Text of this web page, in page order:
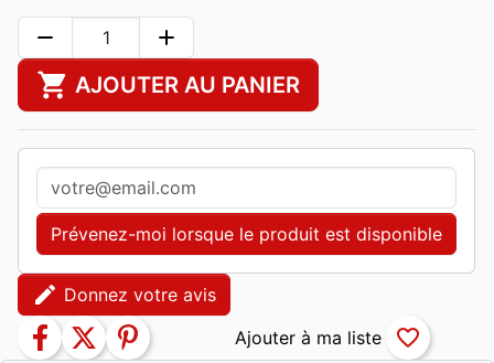
remove add
shopping_cart AJOUTER AU PANIER
Prévenez-moi lorsque le produit est disponible
edit Donnez votre avis
facebook twitter pinterest favorite_border